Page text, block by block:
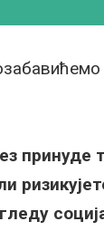
принуде